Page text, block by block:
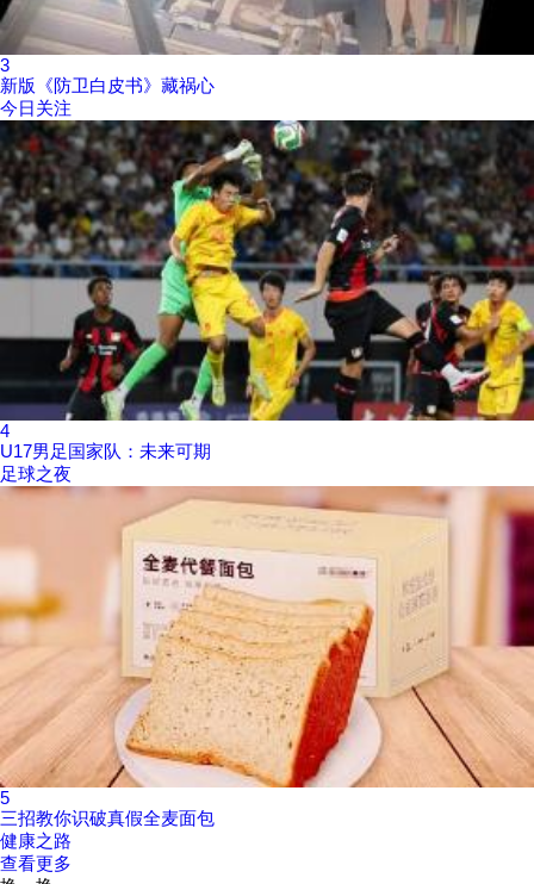
3
新版《防卫白皮书》藏祸心
今日关注
4
U17男足国家队：未来可期
足球之夜
5
三招教你识破真假全麦面包
健康之路
查看更多